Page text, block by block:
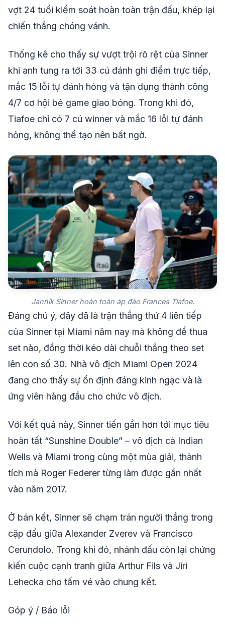
vợt 24 tuổi kiểm soát hoàn toàn trận đấu, khép lại
chiến thắng chóng vánh.
Thống kê cho thấy sự vượt trội rõ rệt của Sinner
khi anh tung ra tới 33 cú đánh ghi điểm trực tiếp,
mắc 15 lỗi tự đánh hỏng và tận dụng thành công
4/7 cơ hội bẻ game giao bóng. Trong khi đó,
Tiafoe chỉ có 7 cú winner và mắc 16 lỗi tự đánh
hỏng, không thể tạo nên bất ngờ.
Jannik Sinner hoàn toàn áp đảo Frances Tiafoe.
Đáng chú ý, đây đã là trận thắng thứ 4 liên tiếp
của Sinner tại Miami năm nay mà không để thua
set nào, đồng thời kéo dài chuỗi thắng theo set
lên con số 30. Nhà vô địch Miami Open 2024
đang cho thấy sự ổn định đáng kinh ngạc và là
ứng viên hàng đầu cho chức vô địch.
Với kết quả này, Sinner tiến gần hơn tới mục tiêu
hoàn tất “Sunshine Double” – vô địch cả Indian
Wells và Miami trong cùng một mùa giải, thành
tích mà Roger Federer từng làm được gần nhất
vào năm 2017.
Ở bán kết, Sinner sẽ chạm trán người thắng trong
cặp đấu giữa Alexander Zverev và Francisco
Cerundolo. Trong khi đó, nhánh đấu còn lại chứng
kiến cuộc cạnh tranh giữa Arthur Fils và Jiri
Lehecka cho tấm vé vào chung kết.
Góp ý / Báo lỗi